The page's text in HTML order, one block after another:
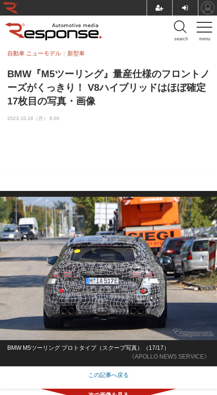
menu
search
BMW『M5ツーリング』量産仕様のフロントノ
ーズがくっきり！ V8ハイブリッドはほぼ確定
17枚目の写真・画像
自動車 ニューモデル 新型車
2023.10.16（月） 8:00
《APOLLO NEWS SERVICE》
BMW M5ツーリング プロトタイプ（スクープ写真）（17/17）
この記事へ戻る